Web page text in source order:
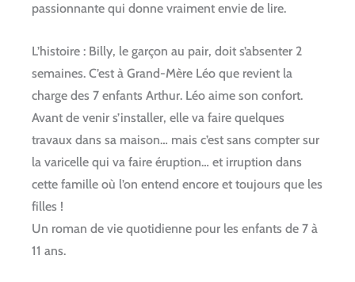
passionnante qui donne vraiment envie de lire.
L’histoire : Billy, le garçon au pair, doit s’absenter 2
semaines. C’est à Grand-Mère Léo que revient la
charge des 7 enfants Arthur. Léo aime son confort.
Avant de venir s’installer, elle va faire quelques
travaux dans sa maison… mais c’est sans compter sur
la varicelle qui va faire éruption… et irruption dans
cette famille où l’on entend encore et toujours que les
filles !
Un roman de vie quotidienne pour les enfants de 7 à
11 ans.